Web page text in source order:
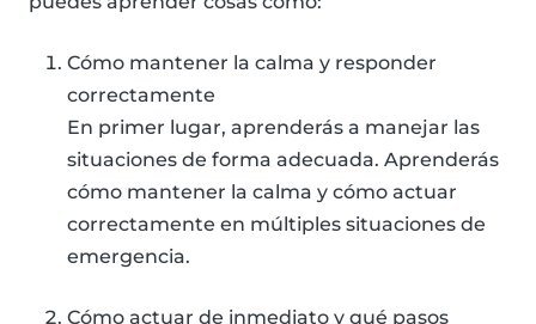
Cómo mantener la calma y responder
correctamente
En primer lugar, aprenderás a manejar las
situaciones de forma adecuada. Aprenderás
cómo mantener la calma y cómo actuar
correctamente en múltiples situaciones de
emergencia.
Cómo actuar de inmediato y qué pasos